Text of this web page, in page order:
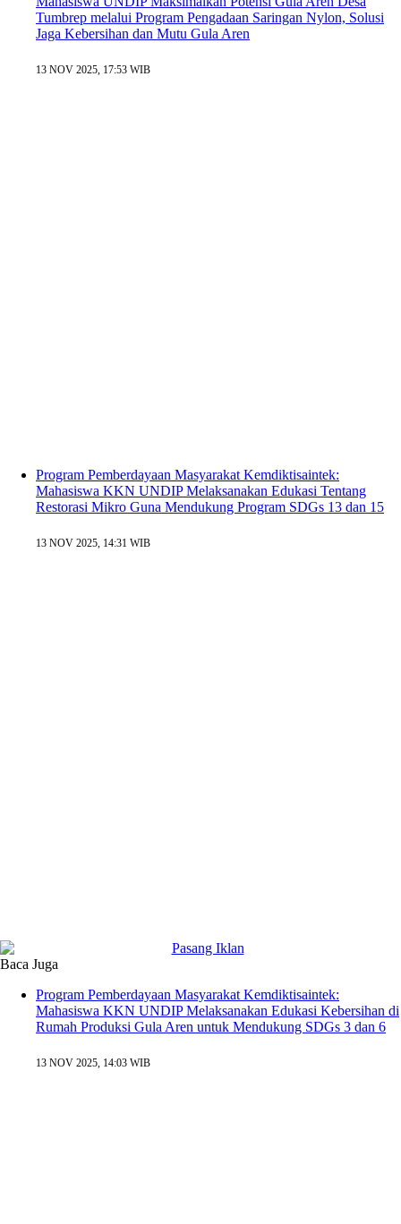
Tumbrep melalui Program Pengadaan Saringan Nylon, Solusi
Jaga Kebersihan dan Mutu Gula Aren
13 NOV 2025, 17:53 WIB
Program Pemberdayaan Masyarakat Kemdiktisaintek:
Mahasiswa KKN UNDIP Melaksanakan Edukasi Tentang
Restorasi Mikro Guna Mendukung Program SDGs 13 dan 15
13 NOV 2025, 14:31 WIB
Baca Juga
Program Pemberdayaan Masyarakat Kemdiktisaintek:
Mahasiswa KKN UNDIP Melaksanakan Edukasi Kebersihan di
Rumah Produksi Gula Aren untuk Mendukung SDGs 3 dan 6
13 NOV 2025, 14:03 WIB